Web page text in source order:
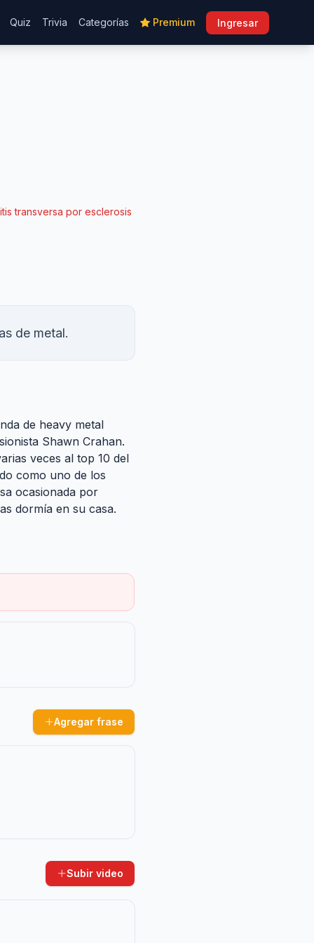
Quiz Trivia Categorías Premium Ingresar
transversa por esclerosis
de metal.
de heavy metal
Shawn Crahan.
veces al top 10 del
como uno de los
ocasionada por
dormía en su casa.
Agregar frase
Subir video